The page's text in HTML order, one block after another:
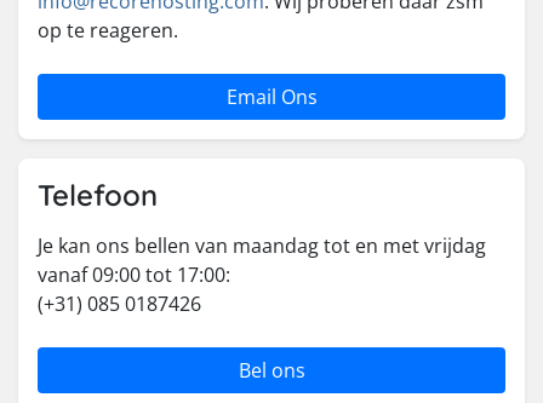
op te reageren.
Email Ons
Telefoon
Je kan ons bellen van maandag tot en met vrijdag
vanaf 09:00 tot 17:00:
(+31) 085 0187426
Bel ons